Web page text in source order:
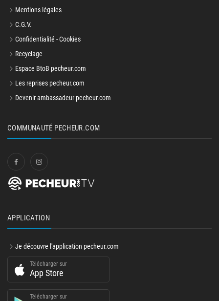
Mentions légales
C.G.V.
Confidentialité - Cookies
Recyclage
Espace BtoB pecheur.com
Les reprises pecheur.com
Devenir ambassadeur pecheur.com
COMMUNAUTÉ PECHEUR.COM
APPLICATION
Je découvre l'application pecheur.com
Télécharger sur
App Store
Télécharger sur